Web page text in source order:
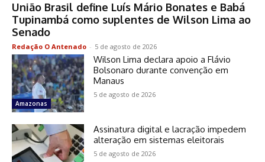
União Brasil define Luís Mário Bonates e Babá
Tupinambá como suplentes de Wilson Lima ao
Senado
Redação O Antenado - 5 de agosto de 2026
Amazonas
Wilson Lima declara apoio a Flávio
Bolsonaro durante convenção em
Manaus
5 de agosto de 2026
Assinatura digital e lacração impedem
alteração em sistemas eleitorais
5 de agosto de 2026